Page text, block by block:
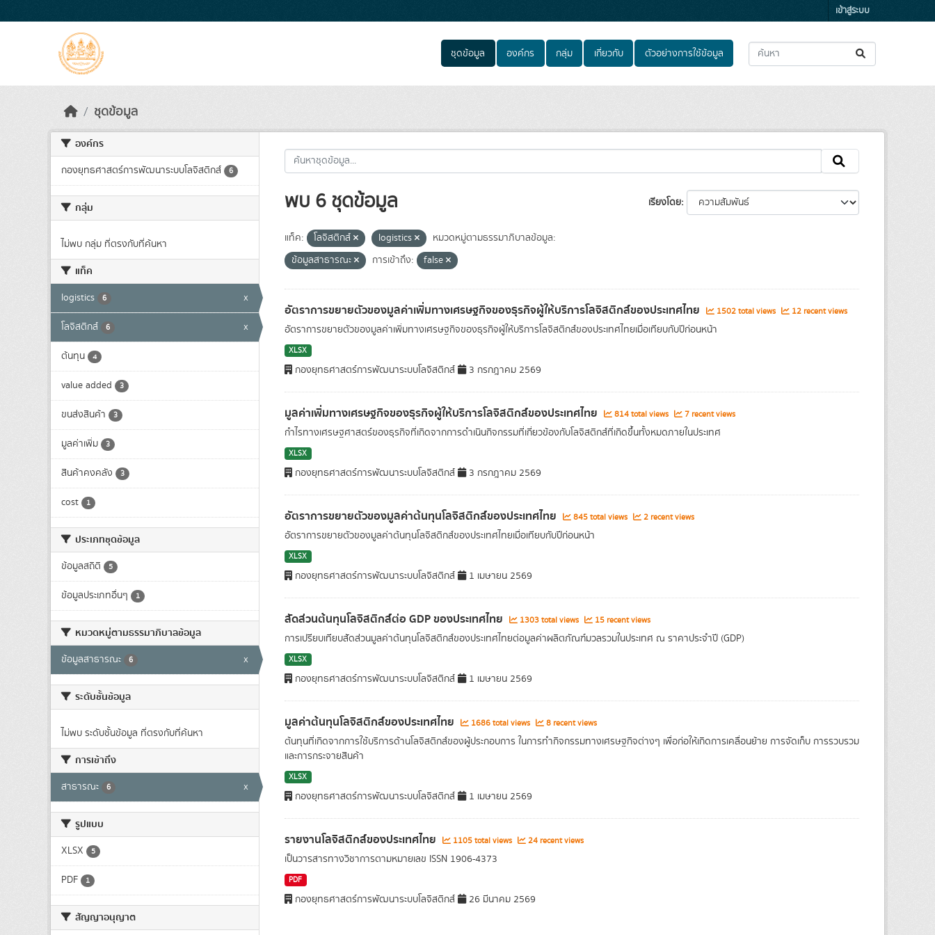
เข้าสู่ระบบ
ชุดข้อมูล องค์กร กลุ่ม เกี่ยวกับ ตัวอย่างการใช้ข้อมูล
ชุดข้อมูล
องค์กร
กองยุทธศาสตร์การพัฒนาระบบโลจิสติกส์ 6
กลุ่ม
ไม่พบ กลุ่ม ที่ตรงกับที่ค้นหา
แท็ค
logistics 6 x
โลจิสติกส์ 6 x
ต้นทุน 4
value added 3
ขนส่งสินค้า 3
มูลค่าเพิ่ม 3
สินค้าคงคลัง 3
cost 1
ประเภทชุดข้อมูล
ข้อมูลสถิติ 5
ข้อมูลประเภทอื่นๆ 1
หมวดหมู่ตามธรรมาภิบาลข้อมูล
ข้อมูลสาธารณะ 6 x
ระดับชั้นข้อมูล
ไม่พบ ระดับชั้นข้อมูล ที่ตรงกับที่ค้นหา
การเข้าถึง
สาธารณะ 6 x
รูปแบบ
XLSX 5
PDF 1
สัญญาอนุญาต
เรียงโดย
พบ 6 ชุดข้อมูล
แท็ค: โลจิสติกส์ logistics
หมวดหมู่ตามธรรมาภิบาลข้อมูล:
ข้อมูลสาธารณะ
การเข้าถึง: false
อัตราการขยายตัวของมูลค่าเพิ่มทางเศรษฐกิจของธุรกิจผู้ให้บริการโลจิสติกส์ของประเทศไทย 1502 total views 12 recent views
อัตราการขยายตัวของมูลค่าเพิ่มทางเศรษฐกิจของธุรกิจผู้ให้บริการโลจิสติกส์ของประเทศไทยเมื่อเทียบกับปีก่อนหน้า
XLSX
กองยุทธศาสตร์การพัฒนาระบบโลจิสติกส์ 3 กรกฎาคม 2569
มูลค่าเพิ่มทางเศรษฐกิจของธุรกิจผู้ให้บริการโลจิสติกส์ของประเทศไทย 814 total views 7 recent views
กำไรทางเศรษฐศาสตร์ของธุรกิจที่เกิดจากการดำเนินกิจกรรมที่เกี่ยวข้องกับโลจิสติกส์ที่เกิดขึ้นทั้งหมดภายในประเทศ
XLSX
กองยุทธศาสตร์การพัฒนาระบบโลจิสติกส์ 3 กรกฎาคม 2569
อัตราการขยายตัวของมูลค่าต้นทุนโลจิสติกส์ของประเทศไทย 845 total views 2 recent views
อัตราการขยายตัวของมูลค่าต้นทุนโลจิสติกส์ของประเทศไทยเมื่อเทียบกับปีก่อนหน้า
XLSX
กองยุทธศาสตร์การพัฒนาระบบโลจิสติกส์ 1 เมษายน 2569
สัดส่วนต้นทุนโลจิสติกส์ต่อ GDP ของประเทศไทย 1303 total views 15 recent views
การเปรียบเทียบสัดส่วนมูลค่าต้นทุนโลจิสติกส์ของประเทศไทยต่อมูลค่าผลิตภัณฑ์มวลรวมในประเทศ ณ ราคาประจำปี (GDP)
XLSX
กองยุทธศาสตร์การพัฒนาระบบโลจิสติกส์ 1 เมษายน 2569
มูลค่าต้นทุนโลจิสติกส์ของประเทศไทย 1686 total views 8 recent views
ต้นทุนที่เกิดจากการใช้บริการด้านโลจิสติกส์ของผู้ประกอบการ ในการทำกิจกรรมทางเศรษฐกิจต่างๆ เพื่อก่อให้เกิดการเคลื่อนย้าย การจัดเก็บ การรวบรวม
และการกระจายสินค้า
XLSX
กองยุทธศาสตร์การพัฒนาระบบโลจิสติกส์ 1 เมษายน 2569
รายงานโลจิสติกส์ของประเทศไทย 1105 total views 24 recent views
เป็นวารสารทางวิชาการตามหมายเลข ISSN 1906-4373
PDF
กองยุทธศาสตร์การพัฒนาระบบโลจิสติกส์ 26 มีนาคม 2569